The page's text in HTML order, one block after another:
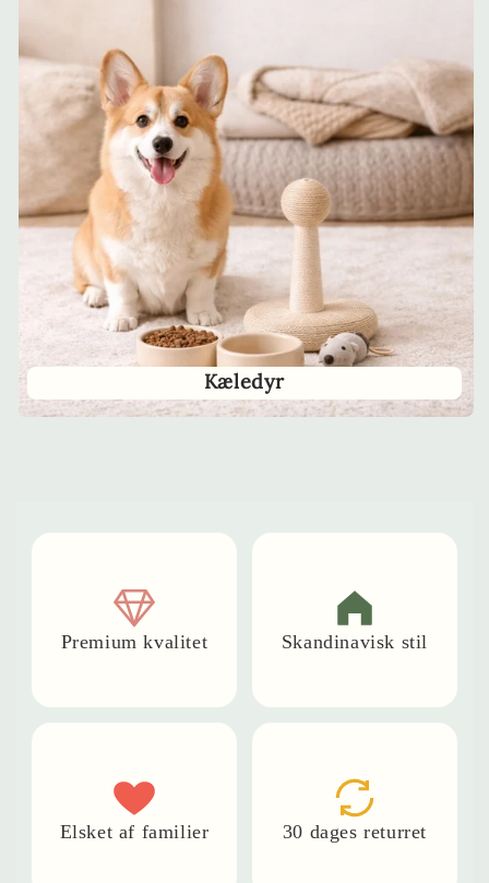
Kæledyr
Premium kvalitet Skandinavisk stil
Elsket af familier 30 dages returret